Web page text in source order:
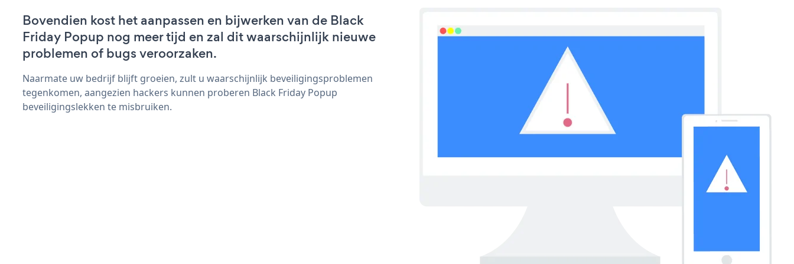
Bovendien kost het aanpassen en bijwerken van de Black
Friday Popup nog meer tijd en zal dit waarschijnlijk nieuwe
problemen of bugs veroorzaken.
Naarmate uw bedrijf blijft groeien, zult u waarschijnlijk beveiligingsproblemen
tegenkomen, aangezien hackers kunnen proberen Black Friday Popup
beveiligingslekken te misbruiken.